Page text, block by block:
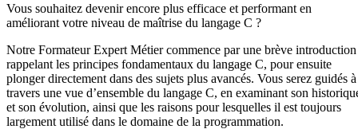
Vous souhaitez devenir encore plus efficace et performant en
améliorant votre niveau de maîtrise du langage C ?
Notre Formateur Expert Métier commence par une brève introduction
rappelant les principes fondamentaux du langage C, pour ensuite
plonger directement dans des sujets plus avancés. Vous serez guidés à
travers une vue d’ensemble du langage C, en examinant son
et son évolution, ainsi que les raisons pour lesquelles il est toujours
largement utilisé dans le domaine de la programmation.